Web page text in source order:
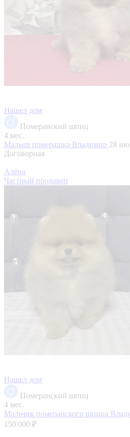
Нашел дом
Померанский шпиц
4 мес.
Малыш померашка Владимир 28
Договорная
Алёна
Частный продавец
Нашел дом
Померанский шпиц
4 мес.
Мальчик померанского шпица
150 000 ₽